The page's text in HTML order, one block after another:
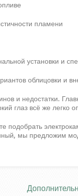
пламени
установки и
облицовки и
и недостатки.
глаз всё же легко
мы предложим